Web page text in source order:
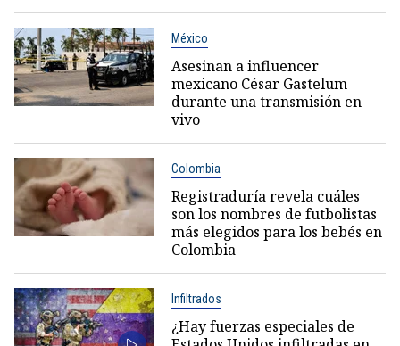
México
Asesinan a influencer
mexicano César Gastelum
durante una transmisión en
vivo
Colombia
Registraduría revela cuáles
son los nombres de futbolistas
más elegidos para los bebés en
Colombia
Infiltrados
¿Hay fuerzas especiales de